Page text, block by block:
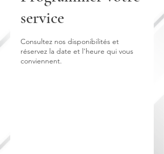
service
Consultez nos disponibilités et
réservez la date et l'heure qui vous
conviennent.